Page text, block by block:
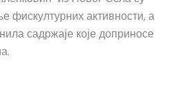
фискултурних активности, а
садржаје које доприносе